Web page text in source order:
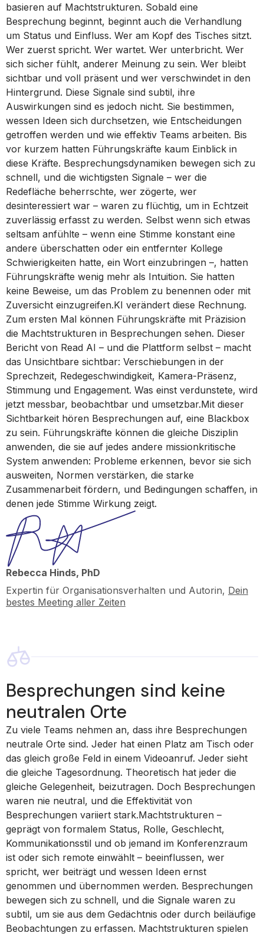
basieren auf Machtstrukturen. Sobald eine
Besprechung beginnt, beginnt auch die Verhandlung
um Status und Einfluss. Wer am Kopf des Tisches sitzt.
Wer zuerst spricht. Wer wartet. Wer unterbricht. Wer
sich sicher fühlt, anderer Meinung zu sein. Wer bleibt
sichtbar und voll präsent und wer verschwindet in den
Hintergrund. Diese Signale sind subtil, ihre
Auswirkungen sind es jedoch nicht. Sie bestimmen,
wessen Ideen sich durchsetzen, wie Entscheidungen
getroffen werden und wie effektiv Teams arbeiten. Bis
vor kurzem hatten Führungskräfte kaum Einblick in
diese Kräfte. Besprechungsdynamiken bewegen sich zu
schnell, und die wichtigsten Signale – wer die
Redefläche beherrschte, wer zögerte, wer
desinteressiert war – waren zu flüchtig, um in Echtzeit
zuverlässig erfasst zu werden. Selbst wenn sich etwas
seltsam anfühlte – wenn eine Stimme konstant eine
andere überschatten oder ein entfernter Kollege
Schwierigkeiten hatte, ein Wort einzubringen –, hatten
Führungskräfte wenig mehr als Intuition. Sie hatten
keine Beweise, um das Problem zu benennen oder mit
Zuversicht einzugreifen.KI verändert diese Rechnung.
Zum ersten Mal können Führungskräfte mit Präzision
die Machtstrukturen in Besprechungen sehen. Dieser
Bericht von Read AI – und die Plattform selbst – macht
das Unsichtbare sichtbar: Verschiebungen in der
Sprechzeit, Redegeschwindigkeit, Kamera-Präsenz,
Stimmung und Engagement. Was einst verdunstete, wird
jetzt messbar, beobachtbar und umsetzbar.Mit dieser
Sichtbarkeit hören Besprechungen auf, eine Blackbox
zu sein. Führungskräfte können die gleiche Disziplin
anwenden, die sie auf jedes andere missionkritische
System anwenden: Probleme erkennen, bevor sie sich
ausweiten, Normen verstärken, die starke
Zusammenarbeit fördern, und Bedingungen schaffen, in
denen jede Stimme Wirkung zeigt.
Rebecca Hinds, PhD
Expertin für Organisationsverhalten und Autorin, Dein
bestes Meeting aller Zeiten
Besprechungen sind keine
neutralen Orte
Zu viele Teams nehmen an, dass ihre Besprechungen
neutrale Orte sind. Jeder hat einen Platz am Tisch oder
das gleich große Feld in einem Videoanruf. Jeder sieht
die gleiche Tagesordnung. Theoretisch hat jeder die
gleiche Gelegenheit, beizutragen. Doch Besprechungen
waren nie neutral, und die Effektivität von
Besprechungen variiert stark.Machtstrukturen –
geprägt von formalem Status, Rolle, Geschlecht,
Kommunikationsstil und ob jemand im Konferenzraum
ist oder sich remote einwählt – beeinflussen, wer
spricht, wer beiträgt und wessen Ideen ernst
genommen und übernommen werden. Besprechungen
bewegen sich zu schnell, und die Signale waren zu
subtil, um sie aus dem Gedächtnis oder durch beiläufige
Beobachtungen zu erfassen. Machtstrukturen spielen